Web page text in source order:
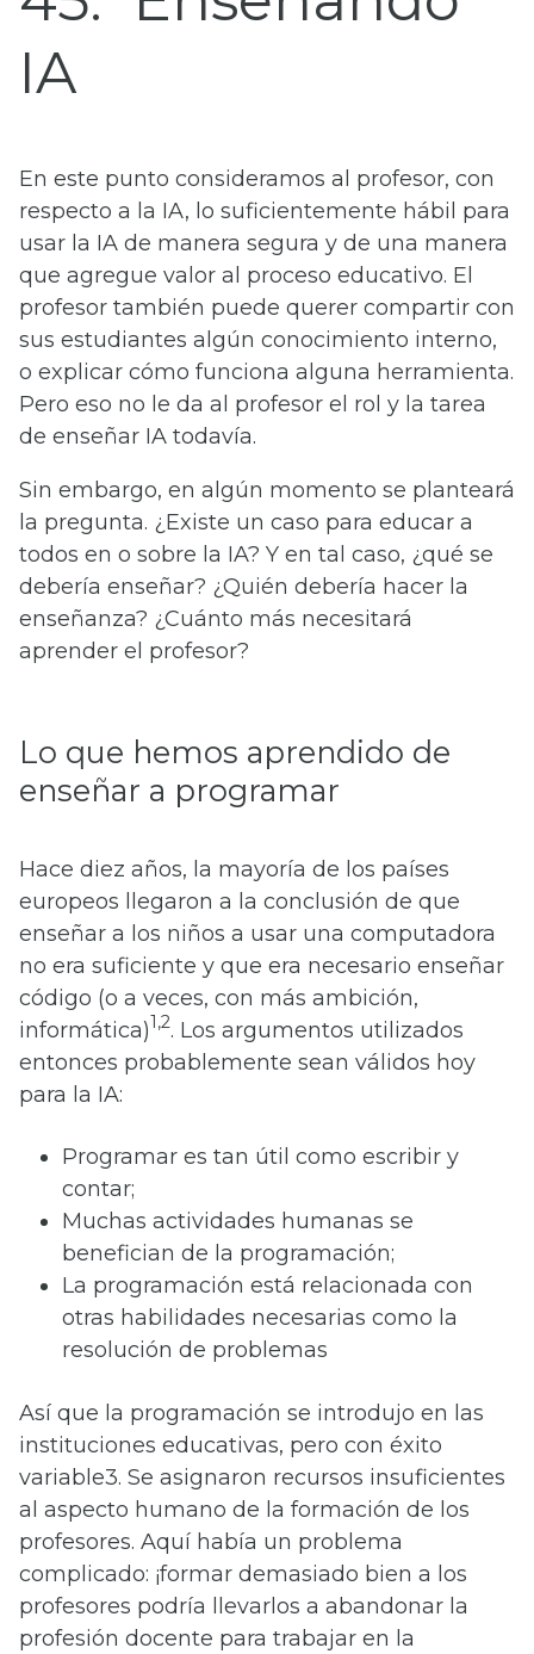
IA
En este punto consideramos al profesor, con
respecto a la IA, lo suficientemente hábil para
usar la IA de manera segura y de una manera
que agregue valor al proceso educativo. El
profesor también puede querer compartir con
sus estudiantes algún conocimiento interno,
o explicar cómo funciona alguna herramienta.
Pero eso no le da al profesor el rol y la tarea
de enseñar IA todavía.
Sin embargo, en algún momento se planteará
la pregunta. ¿Existe un caso para educar a
todos en o sobre la IA? Y en tal caso, ¿qué se
debería enseñar? ¿Quién debería hacer la
enseñanza? ¿Cuánto más necesitará
aprender el profesor?
Lo que hemos aprendido de
enseñar a programar
Hace diez años, la mayoría de los países
europeos llegaron a la conclusión de que
enseñar a los niños a usar una computadora
no era suficiente y que era necesario enseñar
código (o a veces, con más ambición,
informática)1,2. Los argumentos utilizados
entonces probablemente sean válidos hoy
para la IA:
Programar es tan útil como escribir y
contar;
Muchas actividades humanas se
benefician de la programación;
La programación está relacionada con
otras habilidades necesarias como la
resolución de problemas
Así que la programación se introdujo en las
instituciones educativas, pero con éxito
variable3. Se asignaron recursos insuficientes
al aspecto humano de la formación de los
profesores. Aquí había un problema
complicado: ¡formar demasiado bien a los
profesores podría llevarlos a abandonar la
profesión docente para trabajar en la